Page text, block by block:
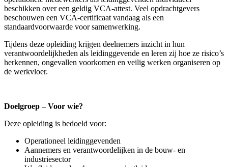
beschikken over een geldig VCA-attest. Veel opdrachtgevers
beschouwen een VCA-certificaat vandaag als een
standaardvoorwaarde voor samenwerking.
Tijdens deze opleiding krijgen deelnemers inzicht in hun
verantwoordelijkheden als leidinggevende en leren zij hoe ze risico’s
herkennen, ongevallen voorkomen en veilig werken organiseren op
de werkvloer.
Doelgroep – Voor wie?
Deze opleiding is bedoeld voor:
Operationeel leidinggevenden
Aannemers en verantwoordelijken in de bouw- en
industriesector